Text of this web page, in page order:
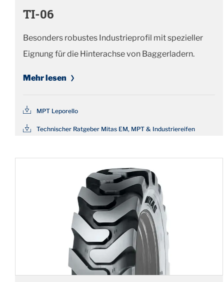
TI-06
Besonders robustes Industrieprofil mit spezieller
Eignung für die Hinterachse von Baggerladern.
Mehr lesen
MPT Leporello
Technischer Ratgeber Mitas EM, MPT & Industriereifen